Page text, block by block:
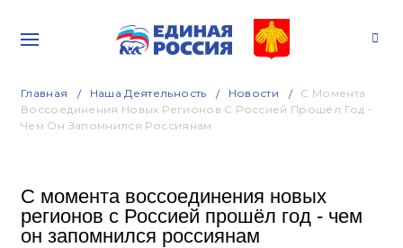
Главная Наша Деятельность Новости
С Момента
Воссоединения Новых Регионов С Россией Прошёл Год -
Чем Он Запомнился Россиянам
С момента воссоединения новых
регионов с Россией прошёл год - чем
он запомнился россиянам